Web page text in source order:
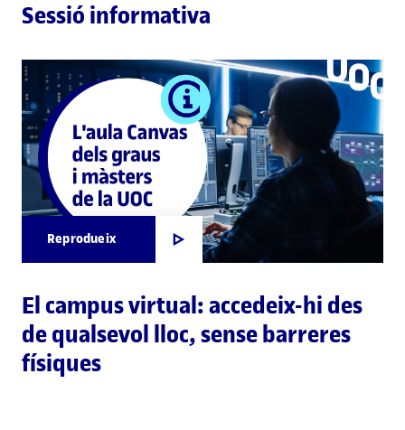
Sessió informativa
Reprodueix
El campus virtual: accedeix-hi des
de qualsevol lloc, sense barreres
físiques